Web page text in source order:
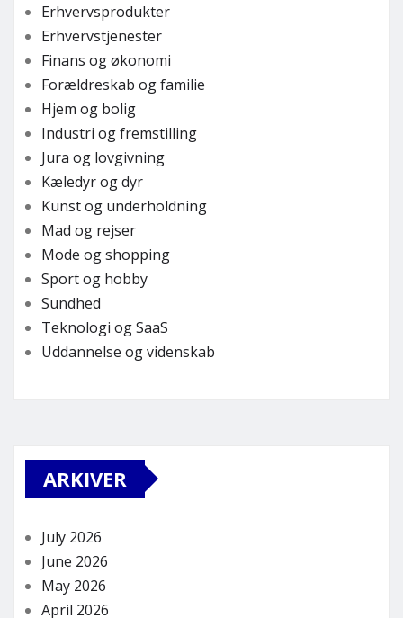
Erhvervsprodukter
Erhvervstjenester
Finans og økonomi
Forældreskab og familie
Hjem og bolig
Industri og fremstilling
Jura og lovgivning
Kæledyr og dyr
Kunst og underholdning
Mad og rejser
Mode og shopping
Sport og hobby
Sundhed
Teknologi og SaaS
Uddannelse og videnskab
ARKIVER
July 2026
June 2026
May 2026
April 2026